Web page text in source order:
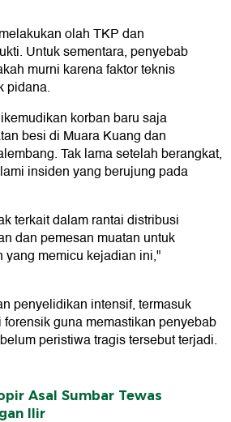
olah TKP dan
Untuk sementara, penyebab
murni karena faktor teknis
pidana.
korban baru saja
besi di Muara Kuang dan
Tak lama setelah berangkat,
insiden yang berujung pada
terkait dalam rantai distribusi
dan pemesan muatan untuk
yang memicu kejadian ini,"
penyelidikan intensif, termasuk
guna memastikan penyebab
peristiwa tragis tersebut terjadi.
Asal Sumbar Tewas
Ilir